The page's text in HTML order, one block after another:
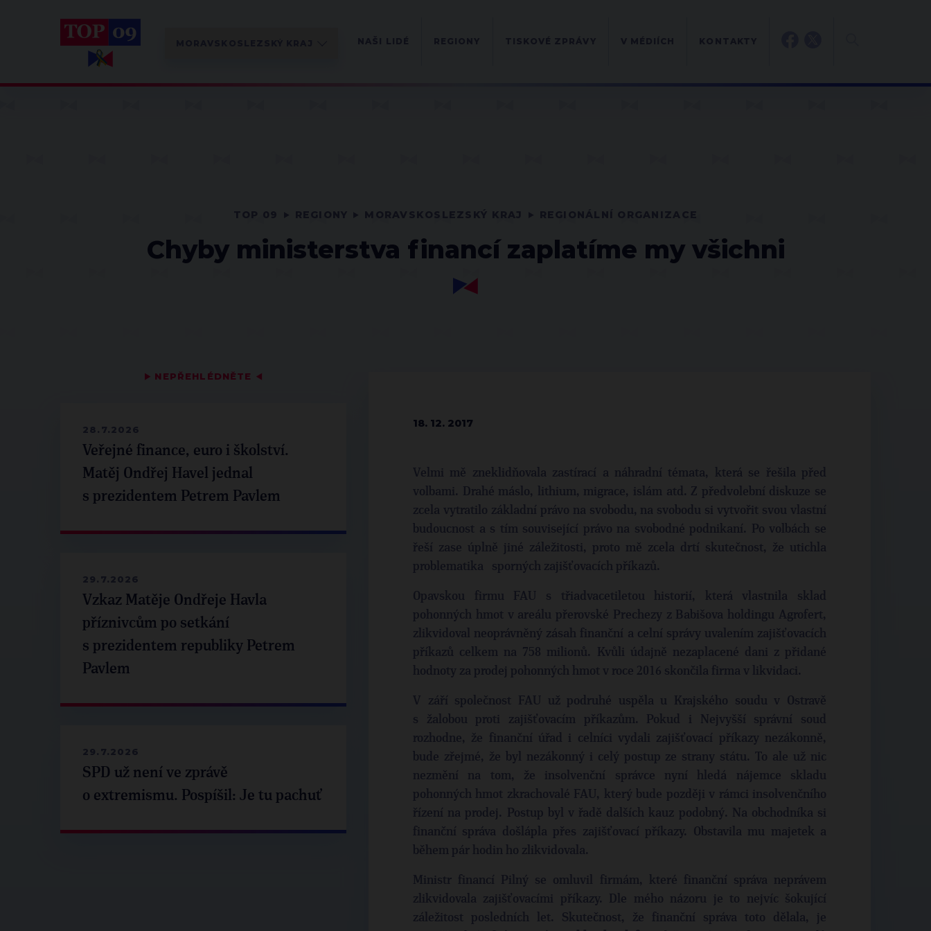
Chyby ministerstva financí zaplatíme my všichni
▶ NEPŘEHLÉDNĚTE ◀
28.7.2026
Veřejné finance, euro i školství.
Matěj Ondřej Havel jednal
s prezidentem Petrem Pavlem
29.7.2026
Vzkaz Matěje Ondřeje Havla
příznivcům po setkání
s prezidentem republiky Petrem
Pavlem
29.7.2026
SPD už není ve zprávě
o extremismu. Pospíšil: Je tu pachuť
18. 12. 2017
Velmi mě zneklidňovala zastírací a náhradní témata, která se řešila před
volbami. Drahé máslo, lithium, migrace, islám atd. Z předvolební diskuze se
zcela vytratilo základní právo na svobodu, na svobodu si vytvořit svou vlastní
budoucnost a s tím související právo na svobodné podnikaní. Po volbách se
řeší zase úplně jiné záležitosti, proto mě zcela drtí skutečnost, že utichla
problematika sporných zajišťovacích příkazů.
Opavskou firmu FAU s třiadvacetiletou historií, která vlastnila sklad
pohonných hmot v areálu přerovské Prechezy z Babišova holdingu Agrofert,
zlikvidoval neoprávněný zásah finanční a celní správy uvalením zajišťovacích
příkazů celkem na 758 milionů. Kvůli údajně nezaplacené dani z přidané
hodnoty za prodej pohonných hmot v roce 2016 skončila firma v likvidaci.
V září společnost FAU už podruhé uspěla u Krajského soudu v Ostravě
s žalobou proti zajišťovacím příkazům. Pokud i Nejvyšší správní soud
rozhodne, že finanční úřad i celníci vydali zajišťovací příkazy nezákonně,
bude zřejmé, že byl nezákonný i celý postup ze strany státu. To ale už nic
nezmění na tom, že insolvenční správce nyní hledá nájemce skladu
pohonných hmot zkrachovalé FAU, který bude později v rámci insolvenčního
řízení na prodej. Postup byl v řadě dalších kauz podobný. Na obchodníka si
finanční správa došlápla přes zajišťovací příkazy. Obstavila mu majetek a
během pár hodin ho zlikvidovala.
Ministr financí Pilný se omluvil firmám, které finanční správa neprávem
zlikvidovala zajišťovacími příkazy. Dle mého názoru je to nejvíc šokující
záležitost posledních let. Skutečnost, že finanční správa toto dělala, je